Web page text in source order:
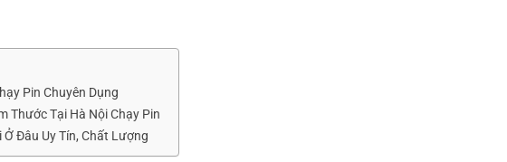
Pin Chuyên Dụng
Thước Tại Hà Nội Chạy Pin
Đâu Uy Tín, Chất Lượng